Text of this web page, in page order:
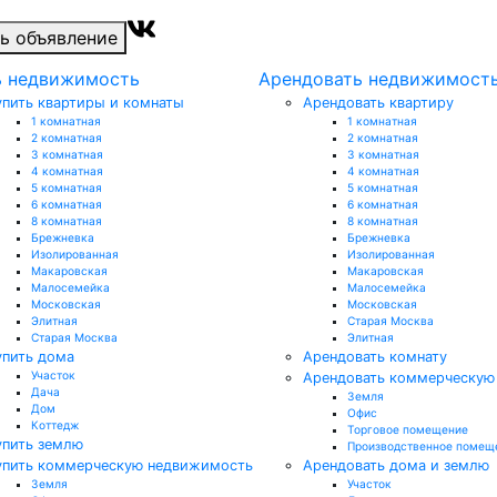
недвижимость
квартиры и комнаты
1 комнатная
2 комнатная
3 комнатная
4 комнатная
5 комнатная
6 комнатная
8 комнатная
Брежневка
Изолированная
Макаровская
Малосемейка
Московская
Элитная
Старая Москва
дома
Участок
Дача
Дом
Коттедж
землю
коммерческую недвижимость
Земля
Арендовать
Арендовать квартиру
1 комнатная
2 комнатная
3 комнатная
4 комнатная
5 комнатная
6 комнатная
8 комнатная
Брежневка
Изолированная
Макаровская
Малосемейка
Московская
Старая Москва
Элитная
Арендовать комнату
Арендовать
Земля
Офис
Торговое помещение
Производственное
Арендовать дома и землю
Участок
объявление